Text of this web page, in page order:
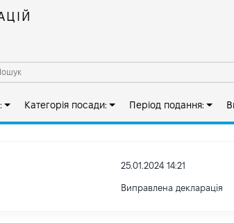
Категорія посади: Період подання:
25.01.2024 14:21
Виправлена декларація